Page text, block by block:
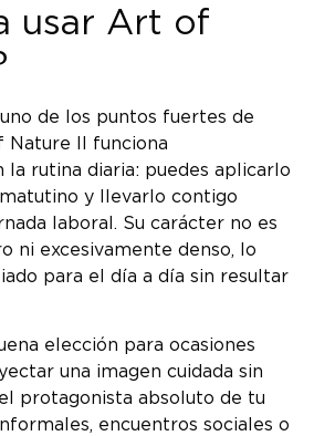
usar Art of
de los puntos fuertes de
Nature II funciona
rutina diaria: puedes aplicarlo
y llevarlo contigo
laboral. Su carácter no es
ni excesivamente denso, lo
para el día a día sin resultar
elección para ocasiones
una imagen cuidada sin
protagonista absoluto de tu
encuentros sociales o